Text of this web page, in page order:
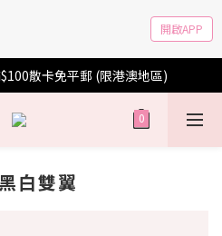
開啟APP
散卡免平郵 (限港澳地區)
白雙翼